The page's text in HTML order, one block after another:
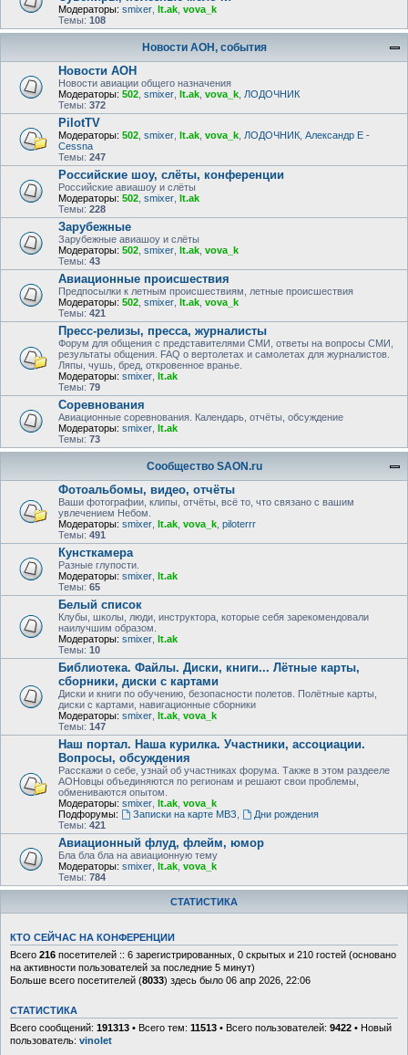
Модераторы: smixer lt.ak vova_k
Темы: 108
Новости АОН, события
Новости АОН
Новости авиации общего назначения
Модераторы: 502 smixer lt.ak vova_k ЛОДОЧНИК
Темы: 372
PilotTV
Модераторы: 502 smixer lt.ak vova_k ЛОДОЧНИК Александр E -
Cessna
Темы: 247
Российские шоу, слёты, конференции
Российские авиашоу и слёты
Модераторы: 502 smixer lt.ak
Темы: 228
Зарубежные
Зарубежные авиашоу и слёты
Модераторы: 502 smixer lt.ak vova_k
Темы: 43
Авиационные происшествия
Предпосылки к летным происшествиям, летные происшествия
Модераторы: 502 smixer lt.ak vova_k
Темы: 421
Пресс-релизы, пресса, журналисты
Форум для общения с представителями СМИ, ответы на вопросы СМИ,
результаты общения. FAQ о вертолетах и самолетах для журналистов.
Ляпы, чушь, бред, откровенное вранье.
Модераторы: smixer lt.ak
Темы: 79
Соревнования
Авиационные соревнования. Календарь, отчёты, обсуждение
Модераторы: smixer lt.ak
Темы: 73
Сообщество SAON.ru
Фотоальбомы, видео, отчёты
Ваши фотографии, клипы, отчёты, всё то, что связано с вашим
увлечением Небом.
Модераторы: smixer lt.ak vova_k piloterrr
Темы: 491
Кунсткамера
Разные глупости.
Модераторы: smixer lt.ak
Темы: 65
Белый список
Клубы, школы, люди, инструктора, которые себя зарекомендовали
наилучшим образом.
Модераторы: smixer lt.ak
Темы: 10
Библиотека. Файлы. Диски, книги... Лётные карты,
сборники, диски с картами
Диски и книги по обучению, безопасности полетов. Полётные карты,
диски с картами, навигационные сборники
Модераторы: smixer lt.ak vova_k
Темы: 147
Наш портал. Наша курилка. Участники, ассоциации.
Вопросы, обсуждения
Расскажи о себе, узнай об участниках форума. Также в этом раздееле
АОНовцы объединяются по регионам и решают свои проблемы,
обмениваются опытом.
Модераторы: smixer lt.ak vova_k
Подфорумы:
Записки на карте МВЗ
Дни рождения
Темы: 421
Авиационный флуд, флейм, юмор
Бла бла бла на авиационную тему
Модераторы: smixer lt.ak vova_k
Темы: 784
СТАТИСТИКА
КТО СЕЙЧАС НА КОНФЕРЕНЦИИ
Всего 216 посетителей :: 6 зарегистрированных, 0 скрытых и 210 гостей (основано
на активности пользователей за последние 5 минут)
Больше всего посетителей (8033) здесь было 06 апр 2026, 22:06
СТАТИСТИКА
Всего сообщений: 191313 • Всего тем: 11513 • Всего пользователей: 9422 • Новый
пользователь: vinolet